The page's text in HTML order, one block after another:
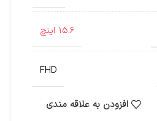
15.6 اینچ
FHD
افزودن به علاقه مندی